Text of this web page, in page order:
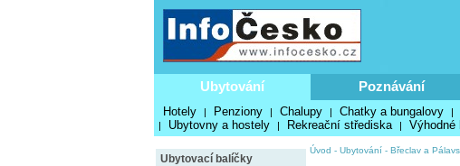
Ubytování Poznávání
Hotely | Penziony | Chalupy | Chatky a bungalovy |
| Ubytovny a hostely | Rekreační střediska | Výhodné
Ubytovací balíčky
Úvod - Ubytování- Břeclav a